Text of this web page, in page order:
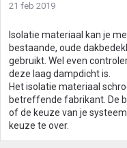
21 feb 2019
Isolatie materiaal kan je
bestaande, oude
gebruikt. Wel even
deze laag dampdicht is.
Het isolatie materiaal
betreffende fabrikant. De
of de keuze van je
keuze te over.